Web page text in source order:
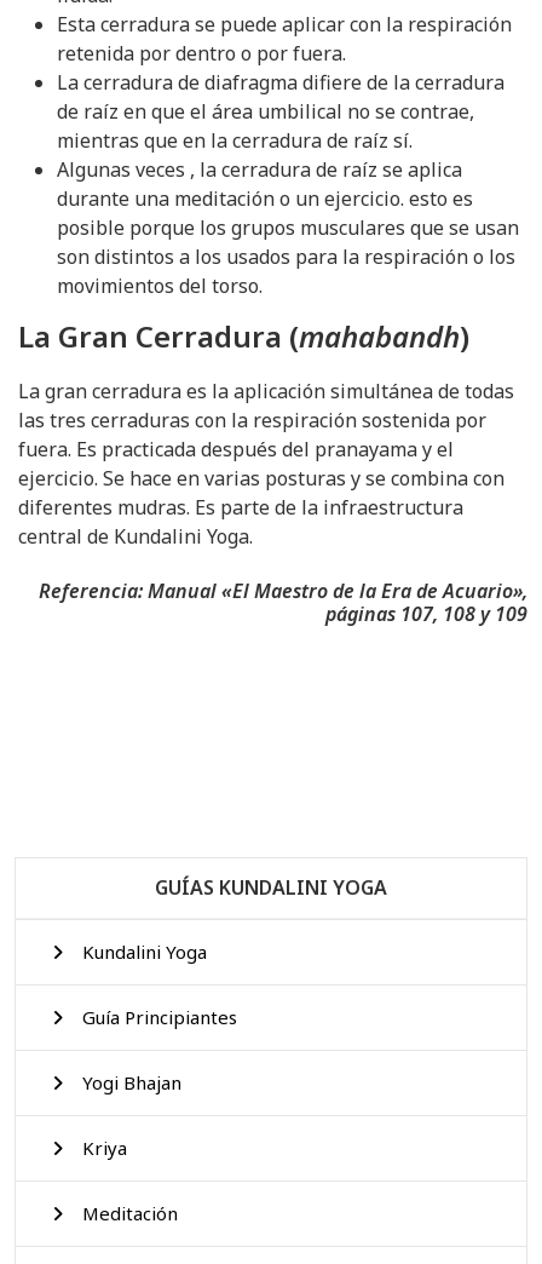
Esta cerradura se puede aplicar con la respiración
retenida por dentro o por fuera.
La cerradura de diafragma difiere de la cerradura
de raíz en que el área umbilical no se contrae,
mientras que en la cerradura de raíz sí.
Algunas veces , la cerradura de raíz se aplica
durante una meditación o un ejercicio. esto es
posible porque los grupos musculares que se usan
son distintos a los usados para la respiración o los
movimientos del torso.
La Gran Cerradura (mahabandh)
La gran cerradura es la aplicación simultánea de todas
las tres cerraduras con la respiración sostenida por
fuera. Es practicada después del pranayama y el
ejercicio. Se hace en varias posturas y se combina con
diferentes mudras. Es parte de la infraestructura
central de Kundalini Yoga.
Referencia: Manual «El Maestro de la Era de Acuario»,
páginas 107, 108 y 109
GUÍAS KUNDALINI YOGA
Kundalini Yoga
Guía Principiantes
Yogi Bhajan
Kriya
Meditación